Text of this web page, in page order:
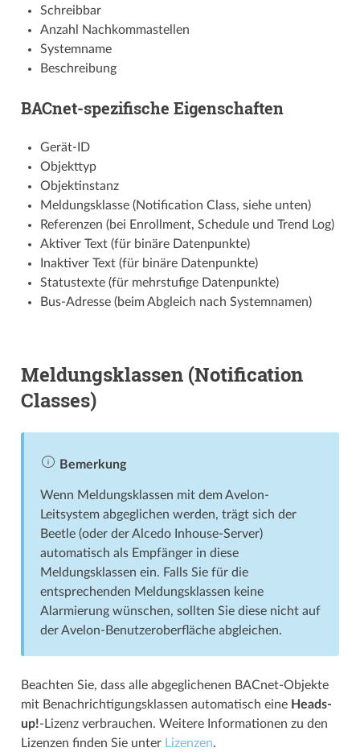
Schreibbar
Anzahl Nachkommastellen
Systemname
Beschreibung
BACnet-spezifische Eigenschaften
Gerät-ID
Objekttyp
Objektinstanz
Meldungsklasse (Notification Class, siehe unten)
Referenzen (bei Enrollment, Schedule und Trend Log)
Aktiver Text (für binäre Datenpunkte)
Inaktiver Text (für binäre Datenpunkte)
Statustexte (für mehrstufige Datenpunkte)
Bus-Adresse (beim Abgleich nach Systemnamen)
Meldungsklassen (Notification
Classes)
Bemerkung
Wenn Meldungsklassen mit dem Avelon-
Leitsystem abgeglichen werden, trägt sich der
Beetle (oder der Alcedo Inhouse-Server)
automatisch als Empfänger in diese
Meldungsklassen ein. Falls Sie für die
entsprechenden Meldungsklassen keine
Alarmierung wünschen, sollten Sie diese nicht auf
der Avelon-Benutzeroberfläche abgleichen.
Beachten Sie, dass alle abgeglichenen BACnet-Objekte
mit Benachrichtigungs­­klassen automatisch eine Heads-
up!-Lizenz verbrauchen. Weitere Informationen zu den
Lizenzen finden Sie unter Lizenzen.